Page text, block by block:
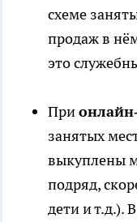
схеме
продаж в
это
При
занятых
выкуплены
подряд,
дети и т. д.).